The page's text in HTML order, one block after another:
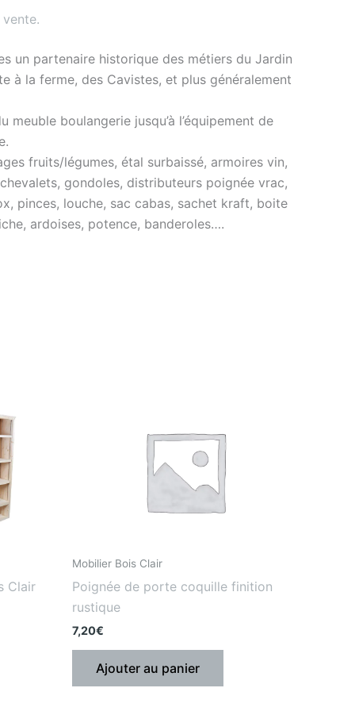
.
un partenaire historique des métiers du Jardin
à la ferme, des Cavistes, et plus généralement
boulangerie jusqu’à l’équipement de
fruits/légumes, étal surbaissé, armoires vin,
gondoles, distributeurs poignée vrac,
pinces, louche, sac cabas, sachet kraft, boite
ardoises, potence, banderoles….
Clair
Mobilier Bois Clair
Poignée de porte coquille finition
rustique
7,20€
Ajouter au panier